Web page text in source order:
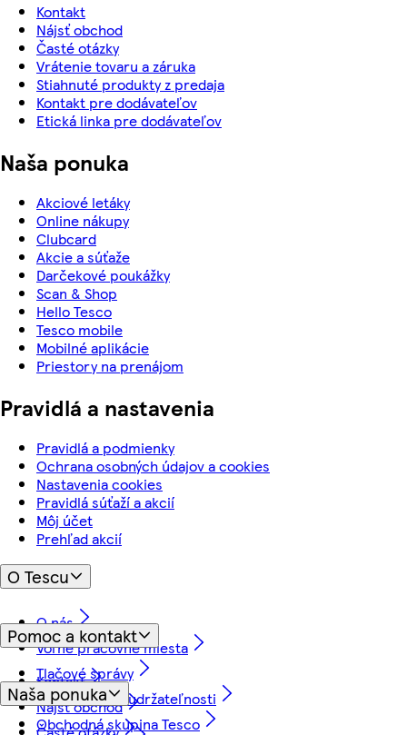
Kontakt
Nájsť obchod
Časté otázky
Vrátenie tovaru a záruka
Stiahnuté produkty z predaja
Kontakt pre dodávateľov
Etická linka pre dodávateľov
Naša ponuka
Akciové letáky
Online nákupy
Clubcard
Akcie a súťaže
Darčekové poukážky
Scan & Shop
Hello Tesco
Tesco mobile
Mobilné aplikácie
Priestory na prenájom
Pravidlá a nastavenia
Pravidlá a podmienky
Ochrana osobných údajov a cookies
Nastavenia cookies
Pravidlá súťaží a akcií
Môj účet
Prehľad akcií
O Tescu
O nás
Voľné pracovné miesta
Tlačové správy
Náš prístup k udržateľnosti
Obchodná skupina Tesco
Pomoc a kontakt
Kontakt
Nájsť obchod
Naša ponuka